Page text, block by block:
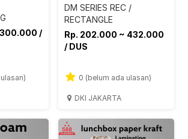
/
DM SERIES REC /
RECTANGLE
Rp. 202.000 ~ 432.000
/ DUS
0 (belum ada ulasan)
DKI JAKARTA